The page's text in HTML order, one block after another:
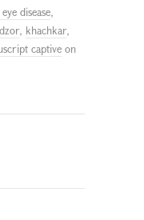
disease,
, khachkar,
captive on